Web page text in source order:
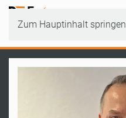
Zum Hauptinhalt springen